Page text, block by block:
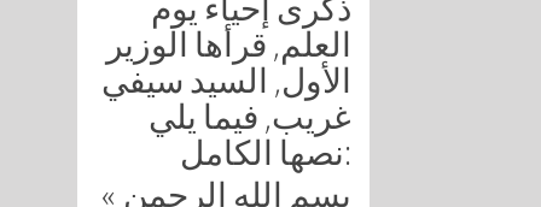
العلم, قرأها الوزير
الأول, السيد سيفي
غريب, فيما يلي
نصها الكامل:
« بسم الله الرحمن